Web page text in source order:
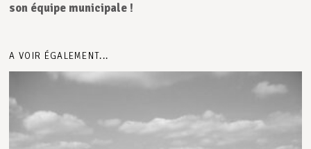
son équipe municipale !
A VOIR ÉGALEMENT...